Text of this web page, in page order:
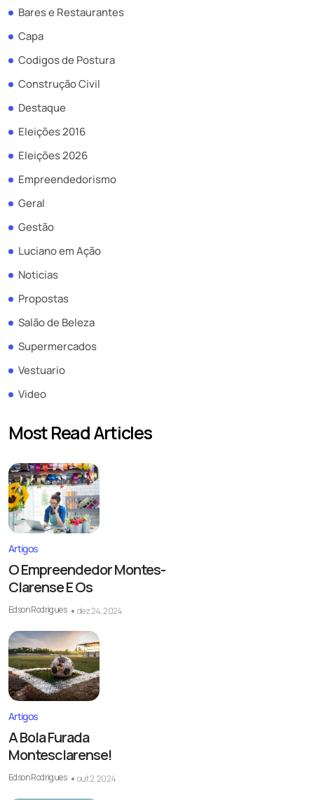
Bares e Restaurantes
Capa
Codigos de Postura
Construção Civil
Destaque
Eleições 2016
Eleições 2026
Empreendedorismo
Geral
Gestão
Luciano em Ação
Noticias
Propostas
Salão de Beleza
Supermercados
Vestuario
Video
Most Read Articles
Artigos
O Empreendedor Montes-
Clarense E Os
Edson Rodrigues dez 24, 2024
Artigos
A Bola Furada
Montesclarense!
Edson Rodrigues out 2, 2024